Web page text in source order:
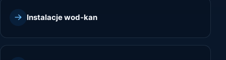
Instalacje wod-kan